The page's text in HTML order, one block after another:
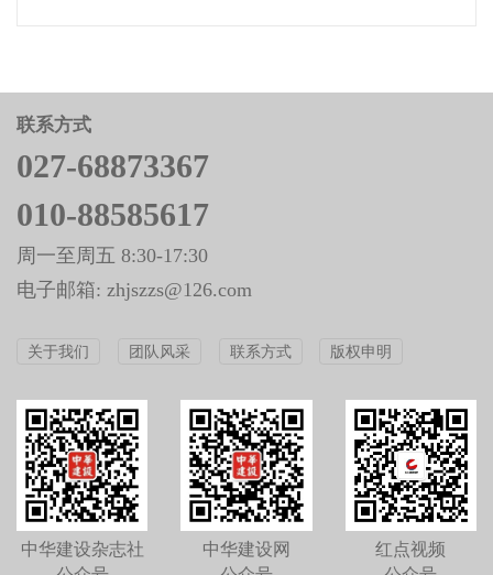
联系方式
027-68873367
010-88585617
周一至周五 8:30-17:30
电子邮箱: zhjszzs@126.com
关于我们 团队风采 联系方式 版权申明
中华建设杂志社
中华建设网
红点视频